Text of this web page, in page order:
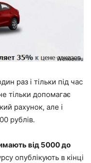
раз і тільки під час
тільки допомагає
рахунок, але і
рублів.
від 5000 до
опублікують в кінці